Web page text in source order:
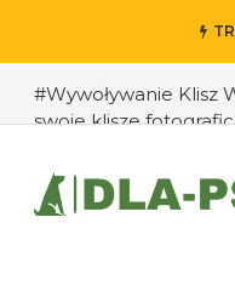
#Wywoływanie Klisz
swoje klisze
#Jak przedłużyć
#Jak zapobiec